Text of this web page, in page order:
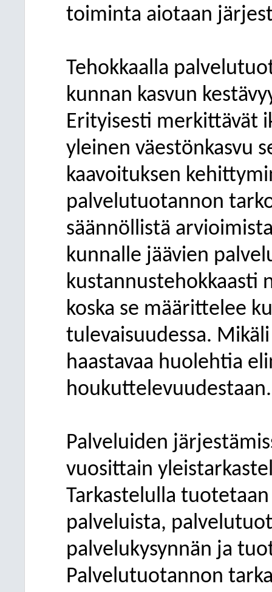
toiminta aiotaan
Tehokkaalla
kunnan kasvun
Erityisesti merkittävät
yleinen väestönkasvu
kaavoituksen
palvelutuotannon
säännöllistä
kunnalle jäävien
kustannustehokkaasti
koska se määrittelee
tulevaisuudessa.
haastavaa huolehtia
houkuttelevuudestaan.
Palveluiden
vuosittain
Tarkastelulla
palveluista,
palvelukysynnän ja
Palvelutuotannon